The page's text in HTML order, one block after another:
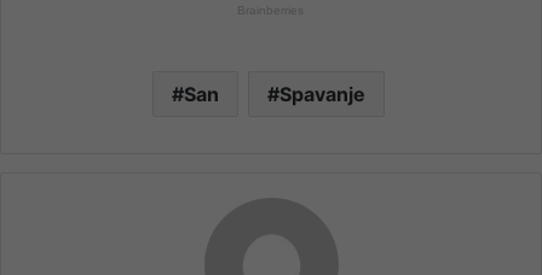
San Spavanje